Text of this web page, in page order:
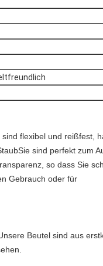
flexibel und reißfest,
sind perfekt zum
so dass Sie
Gebrauch oder für
Beutel sind aus